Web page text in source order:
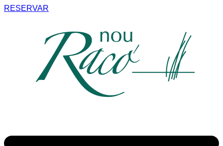
RESERVAR